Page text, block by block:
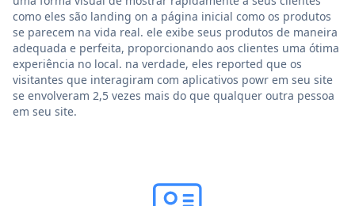
como eles são landing on a página inicial como os produtos
se parecem na vida real. ele exibe seus produtos de maneira
adequada e perfeita, proporcionando aos clientes uma ótima
experiência no local. na verdade, eles reported que os
visitantes que interagiram com aplicativos powr em seu site
se envolveram 2,5 vezes mais do que qualquer outra pessoa
em seu site.